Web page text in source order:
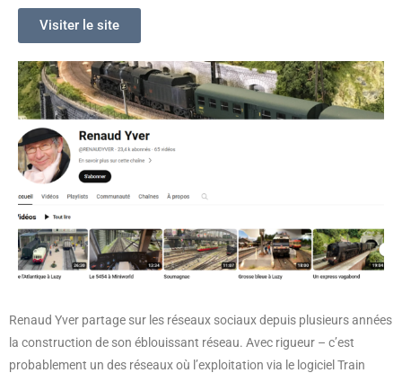
Visiter le site
Renaud Yver partage sur les réseaux sociaux depuis plusieurs années
la construction de son éblouissant réseau. Avec rigueur – c’est
probablement un des réseaux où l’exploitation via le logiciel Train